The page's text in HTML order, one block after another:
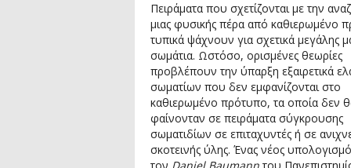
Πειράματα που σχετίζονται με την
μιας φυσικής πέρα από καθιερωμένο
τυπικά ψάχνουν για σχετικά μεγάλης
σωμάτια. Ωστόσο, ορισμένες θεωρίες
προβλέπουν την ύπαρξη εξαιρετικά
σωματίων που δεν εμφανίζονται στο
καθιερωμένο πρότυπο, τα οποία δεν
φαίνονταν σε πειράματα σύγκρουσης
σωματιδίων σε επιταχυντές ή σε
σκοτεινής ύλης. Ένας νέος